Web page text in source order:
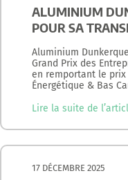
ALUMINIUM
POUR SA
Aluminium
Grand Prix des
en remportant le
Énergétique & Bas
Lire la suite de
17 DÉCEMBRE 2025